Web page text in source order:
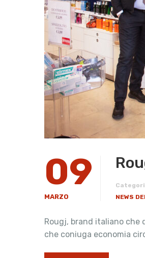
09
MARZO
NEWS
Rougj, brand italiano
che coniuga economia